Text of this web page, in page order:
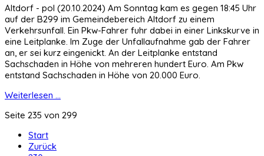
Altdorf - pol (20.10.2024) Am Sonntag kam es gegen 18:45 Uhr
auf der B299 im Gemeindebereich Altdorf zu einem
Verkehrsunfall. Ein Pkw-Fahrer fuhr dabei in einer Linkskurve in
eine Leitplanke. Im Zuge der Unfallaufnahme gab der Fahrer
an, er sei kurz eingenickt. An der Leitplanke entstand
Sachschaden in Höhe von mehreren hundert Euro. Am Pkw
entstand Sachschaden in Höhe von 20.000 Euro.
Weiterlesen ...
Seite 235 von 299
Start
Zurück